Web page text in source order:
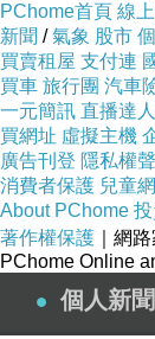
PChome首頁 線
新聞 /氣象 股市
買賣租屋 支付連
買車 旅行團 汽車
一元簡訊 直播達人
買網址 虛擬主機
廣告刊登 隱私權
消費者保護 兒童
About PChome
著作權保護 ｜網
PChome Online
個人新